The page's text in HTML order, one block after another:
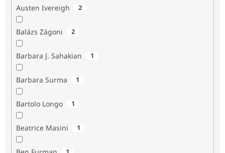
Austen Ivereigh 2
Balázs Zágoni 2
Barbara J. Sahakian 1
Barbara Surma 1
Bartolo Longo 1
Beatrice Masini 1